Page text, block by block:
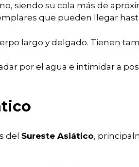
siendo su cola más de
que pueden llegar
largo y delgado. Tienen
por el agua e intimidar a
del Sureste Asiático,